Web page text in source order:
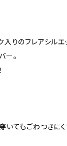
入りのフレアシル
ー。
いてもごわつきに